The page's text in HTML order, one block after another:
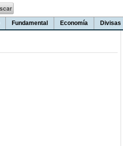
Fundamental Economía Divisas